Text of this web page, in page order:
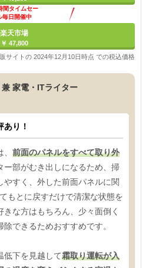
間タイムセー
毎日開催中
楽天市場
￥ 47,800
サイトの 2024年12月10日時点 での税込価格
家電・ITライター
り！
前面のパネルをすべて取り外
ー部がむき出しになるため、掃
やすく、外した前面パネルに関
もとに戻すだけで清潔な状態を
な方はもちろん、少々面倒く
できるためおすすめです。
低下を見越して霜取り運転が入